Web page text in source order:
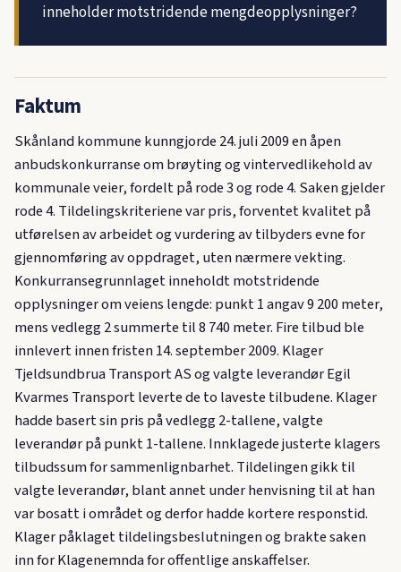
inneholder motstridende mengdeopplysninger?
Faktum
Skånland kommune kunngjorde 24. juli 2009 en åpen
anbudskonkurranse om brøyting og vintervedlikehold av
kommunale veier, fordelt på rode 3 og rode 4. Saken gjelder
rode 4. Tildelingskriteriene var pris, forventet kvalitet på
utførelsen av arbeidet og vurdering av tilbyders evne for
gjennomføring av oppdraget, uten nærmere vekting.
Konkurransegrunnlaget inneholdt motstridende
opplysninger om veiens lengde: punkt 1 angav 9 200 meter,
mens vedlegg 2 summerte til 8 740 meter. Fire tilbud ble
innlevert innen fristen 14. september 2009. Klager
Tjeldsundbrua Transport AS og valgte leverandør Egil
Kvarmes Transport leverte de to laveste tilbudene. Klager
hadde basert sin pris på vedlegg 2-tallene, valgte
leverandør på punkt 1-tallene. Innklagede justerte klagers
tilbudssum for sammenlignbarhet. Tildelingen gikk til
valgte leverandør, blant annet under henvisning til at han
var bosatt i området og derfor hadde kortere responstid.
Klager påklaget tildelingsbeslutningen og brakte saken
inn for Klagenemnda for offentlige anskaffelser.